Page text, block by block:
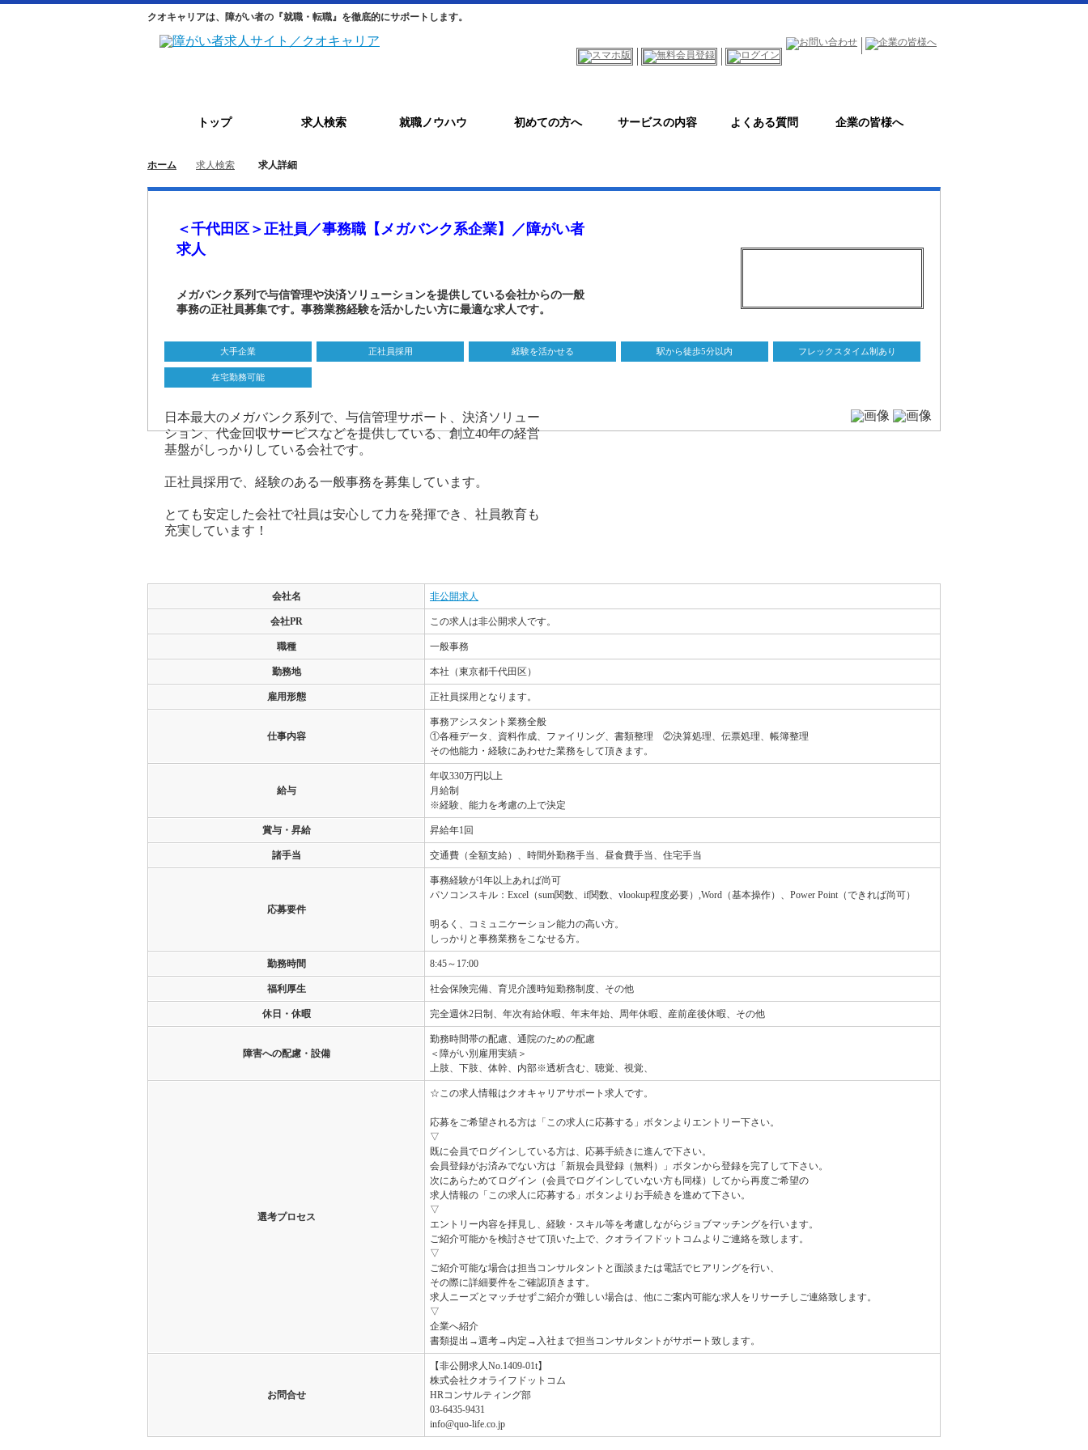
クオキャリアは、障がい者の『就職・転職』を徹底的にサポートします。
トップ 求人検索 就職ノウハウ 初めての方へ サービスの内容 よくある質問 企業の皆様へ
ホーム 求人検索 求人詳細
＜千代田区＞正社員／事務職【メガバンク系企業】／障がい者
求人
メガバンク系列で与信管理や決済ソリューションを提供している会社からの一般
事務の正社員募集です。事務業務経験を活かしたい方に最適な求人です。
大手企業 正社員採用 経験を活かせる 駅から徒歩5分以内 フレックスタイム制あり
在宅勤務可能
日本最大のメガバンク系列で、与信管理サポート、決済ソリュー
ション、代金回収サービスなどを提供している、創立40年の経営
基盤がしっかりしている会社です。
正社員採用で、経験のある一般事務を募集しています。
とても安定した会社で社員は安心して力を発揮でき、社員教育も
充実しています！
会社名 非公開求人
会社PR この求人は非公開求人です。
職種 一般事務
勤務地 本社（東京都千代田区）
雇用形態 正社員採用となります。
仕事内容
事務アシスタント業務全般
①各種データ、資料作成、ファイリング、書類整理 ②決算処理、伝票処理、帳簿整理
その他能力・経験にあわせた業務をして頂きます。
給与
年収330万円以上
月給制
※経験、能力を考慮の上で決定
賞与・昇給 昇給年1回
諸手当 交通費（全額支給）、時間外勤務手当、昼食費手当、住宅手当
応募要件
事務経験が1年以上あれば尚可
パソコンスキル：Excel（sum関数、if関数、vlookup程度必要）,Word（基本操作）、Power Point（できれば尚可）
明るく、コミュニケーション能力の高い方。
しっかりと事務業務をこなせる方。
勤務時間 8:45～17:00
福利厚生 社会保険完備、育児介護時短勤務制度、その他
休日・休暇 完全週休2日制、年次有給休暇、年末年始、周年休暇、産前産後休暇、その他
障害への配慮・設備
勤務時間帯の配慮、通院のための配慮
＜障がい別雇用実績＞
上肢、下肢、体幹、内部※透析含む、聴覚、視覚、
選考プロセス
☆この求人情報はクオキャリアサポート求人です。
応募をご希望される方は「この求人に応募する」ボタンよりエントリー下さい。
▽
既に会員でログインしている方は、応募手続きに進んで下さい。
会員登録がお済みでない方は「新規会員登録（無料）」ボタンから登録を完了して下さい。
次にあらためてログイン（会員でログインしていない方も同様）してから再度ご希望の
求人情報の「この求人に応募する」ボタンよりお手続きを進めて下さい。
▽
エントリー内容を拝見し、経験・スキル等を考慮しながらジョブマッチングを行います。
ご紹介可能かを検討させて頂いた上で、クオライフドットコムよりご連絡を致します。
▽
ご紹介可能な場合は担当コンサルタントと面談または電話でヒアリングを行い、
その際に詳細要件をご確認頂きます。
求人ニーズとマッチせずご紹介が難しい場合は、他にご案内可能な求人をリサーチしご連絡致します。
▽
企業へ紹介
書類提出→選考→内定→入社まで担当コンサルタントがサポート致します。
お問合せ
【非公開求人No.1409-01t】
株式会社クオライフドットコム
HRコンサルティング部
03-6435-9431
info@quo-life.co.jp